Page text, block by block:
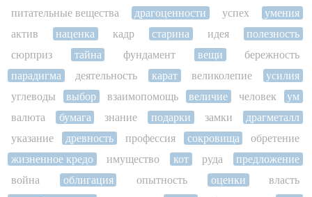
питательные вещества
драгоценности успех
умения
актив
наценка кадр старина идея
полезность
сюрприз
тайна фундамент вещи
бережность
парадигма
деятельность карат великолепие
усилия
углеводы
выбор взаимопомощь величие человек
ум
валюта
бумага знание подарки замки
драгметалл
указание
древность профессия сокровища
обретение
жизненное кредо
имущество кот руда
предложение
война
облигация опытность оценки
власть